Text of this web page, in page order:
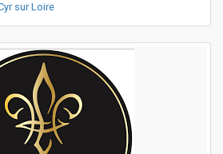
sur Loire